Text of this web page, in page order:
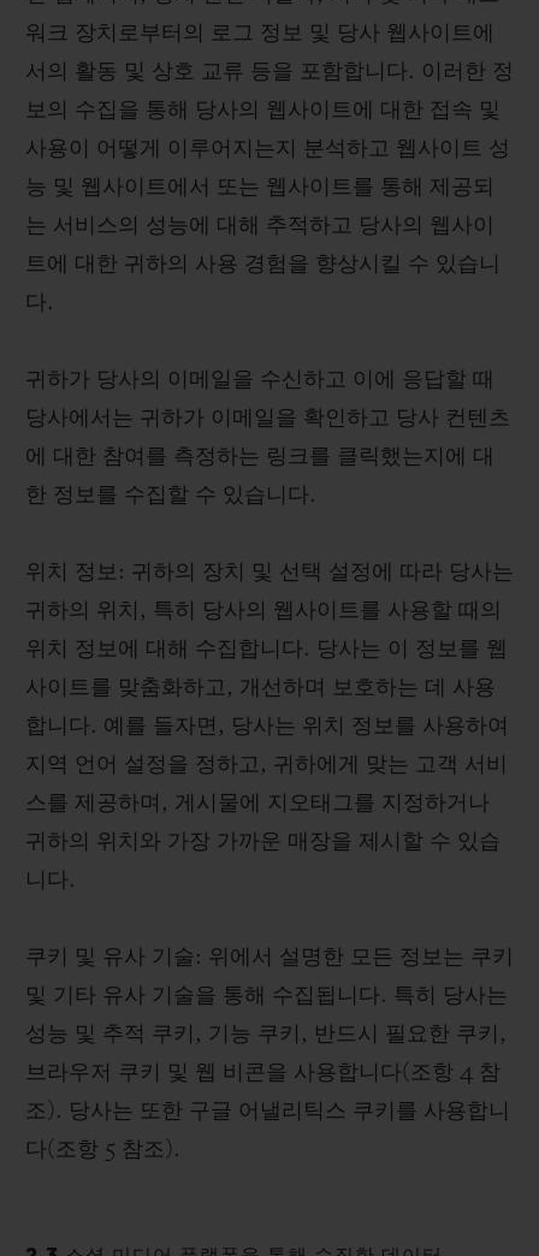
워크 장치로부터의 로그 정보 및 당사 웹사이트에
서의 활동 및 상호 교류 등을 포함합니다. 이러한 정
보의 수집을 통해 당사의 웹사이트에 대한 접속 및
사용이 어떻게 이루어지는지 분석하고 웹사이트 성
능 및 웹사이트에서 또는 웹사이트를 통해 제공되
는 서비스의 성능에 대해 추적하고 당사의 웹사이
트에 대한 귀하의 사용 경험을 향상시킬 수 있습니
다.
귀하가 당사의 이메일을 수신하고 이에 응답할 때
당사에서는 귀하가 이메일을 확인하고 당사 컨텐츠
에 대한 참여를 측정하는 링크를 클릭했는지에 대
한 정보를 수집할 수 있습니다.
위치 정보: 귀하의 장치 및 선택 설정에 따라 당사는
귀하의 위치, 특히 당사의 웹사이트를 사용할 때의
위치 정보에 대해 수집합니다. 당사는 이 정보를 웹
사이트를 맞춤화하고, 개선하며 보호하는 데 사용
합니다. 예를 들자면, 당사는 위치 정보를 사용하여
지역 언어 설정을 정하고, 귀하에게 맞는 고객 서비
스를 제공하며, 게시물에 지오태그를 지정하거나
귀하의 위치와 가장 가까운 매장을 제시할 수 있습
니다.
쿠키 및 유사 기술: 위에서 설명한 모든 정보는 쿠키
및 기타 유사 기술을 통해 수집됩니다. 특히 당사는
성능 및 추적 쿠키, 기능 쿠키, 반드시 필요한 쿠키,
브라우저 쿠키 및 웹 비콘을 사용합니다(조항 4 참
조). 당사는 또한 구글 어낼리틱스 쿠키를 사용합니
다(조항 5 참조).